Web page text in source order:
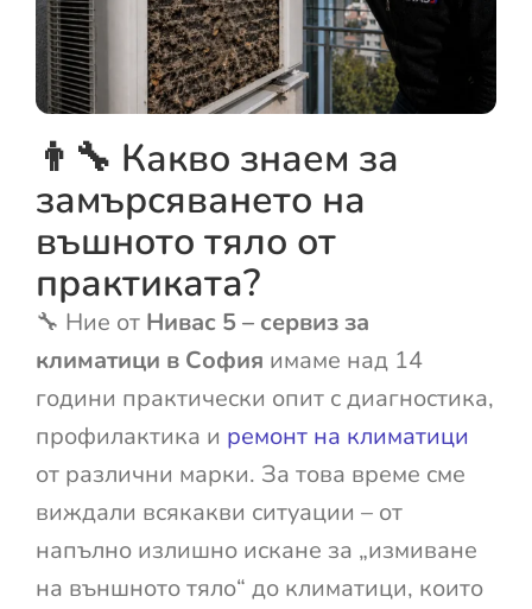
👨‍🔧 Какво знаем за
замърсяването на
въшното тяло от
практиката?
🔧 Ние от Нивас 5 – сервиз за
климатици в София имаме над 14
години практически опит с диагностика,
профилактика и ремонт на климатици
от различни марки. За това време сме
виждали всякакви ситуации – от
напълно излишно искане за „измиване
на външното тяло“ до климатици, които